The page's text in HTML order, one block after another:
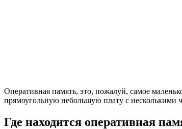
Оперативная память, это, пожалуй, самое
прямоугольную небольшую плату с
Где находится оперативная